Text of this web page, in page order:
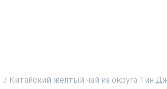
/ Китайский желтый чай из округа Тин